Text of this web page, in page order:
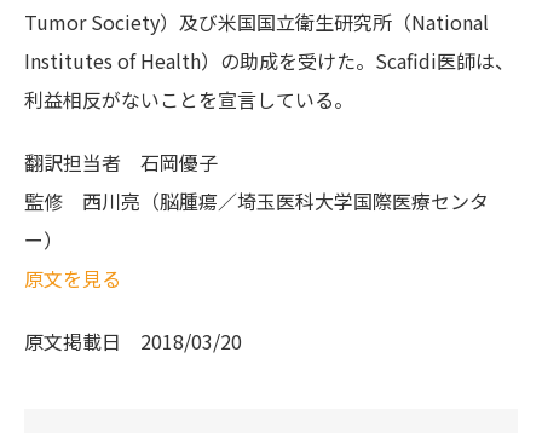
Tumor Society）及び米国国立衛生研究所（National
Institutes of Health）の助成を受けた。Scafidi医師は、
利益相反がないことを宣言している。
翻訳担当者 石岡優子
監修 西川亮（脳腫瘍／埼玉医科大学国際医療センタ
ー）
原文を見る
原文掲載日 2018/03/20